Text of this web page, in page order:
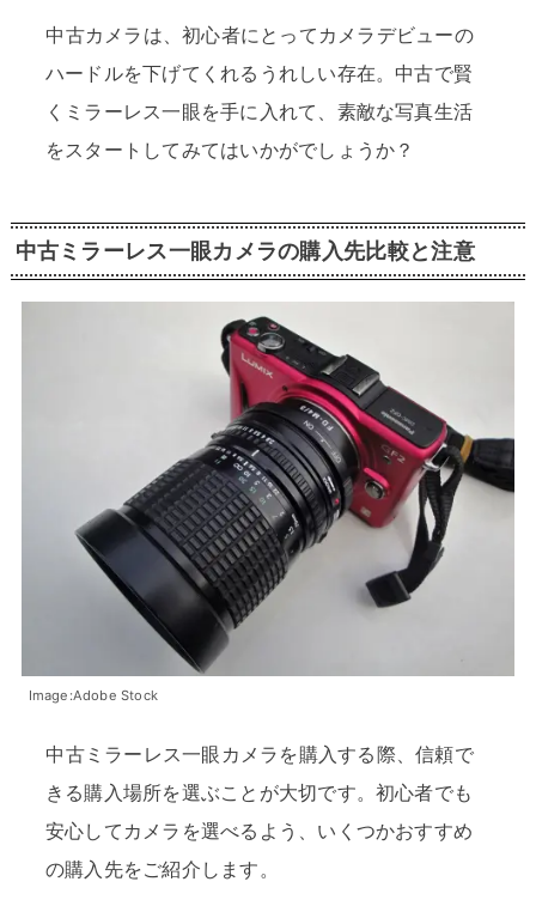
中古カメラは、初心者にとってカメラデビューの
ハードルを下げてくれるうれしい存在。中古で賢
くミラーレス一眼を手に入れて、素敵な写真生活
をスタートしてみてはいかがでしょうか？
中古ミラーレス一眼カメラの購入先比較と注意
Image:Adobe Stock
中古ミラーレス一眼カメラを購入する際、信頼で
きる購入場所を選ぶことが大切です。初心者でも
安心してカメラを選べるよう、いくつかおすすめ
の購入先をご紹介します。